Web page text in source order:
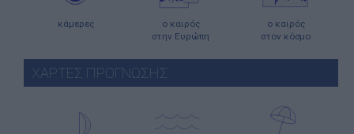
κάμερες
ο καιρός
στην Ευρώπη
ο καιρός
στον κόσμο
ΧΑΡΤΕΣ ΠΡΟΓΝΩΣΗΣ